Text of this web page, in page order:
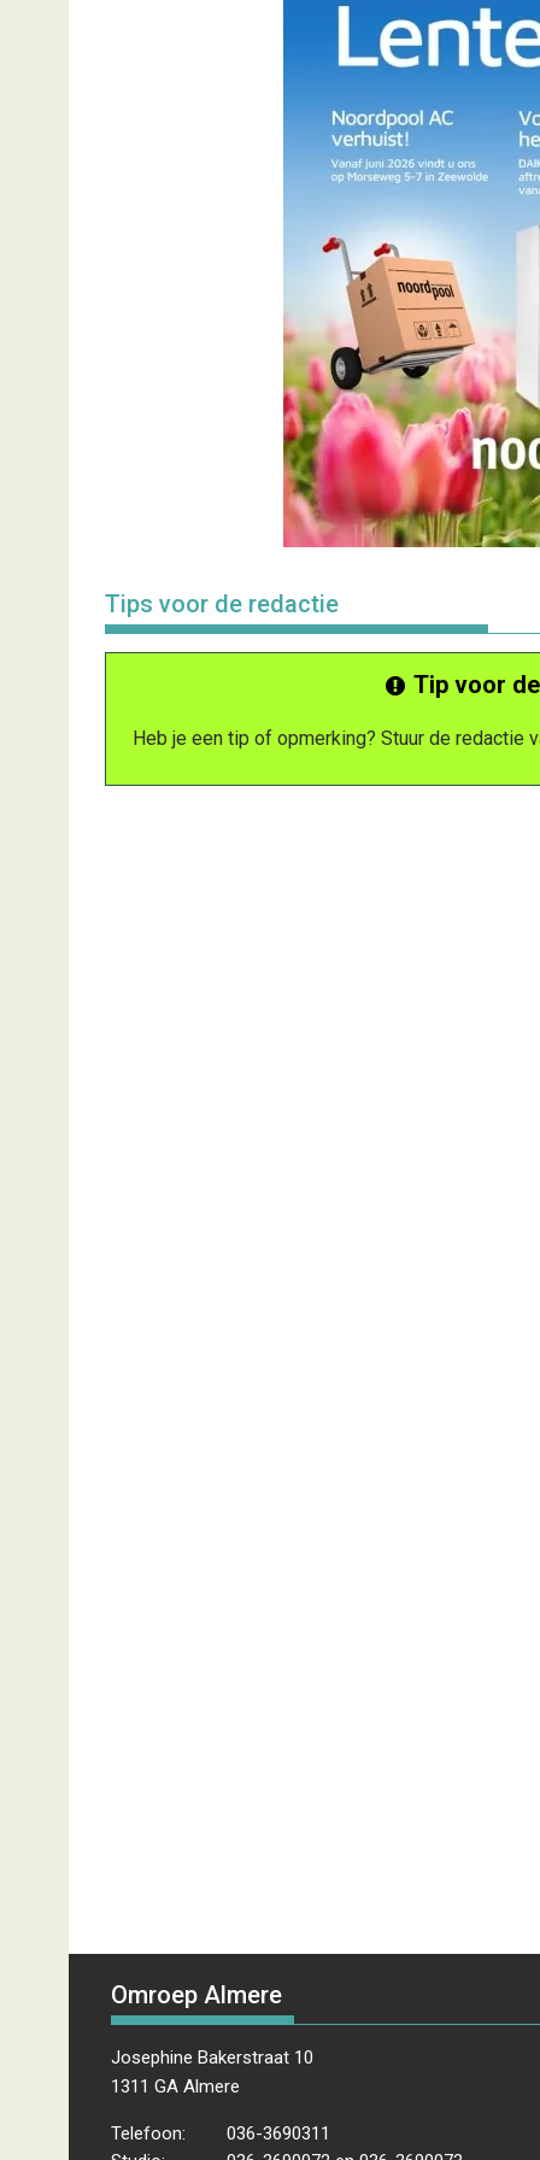
Tips voor de redactie
Tip voor
Heb je een tip of opmerking? Stuur de redactie
Omroep Almere
Josephine Bakerstraat 10
1311 GA Almere
Telefoon:
036-3690311